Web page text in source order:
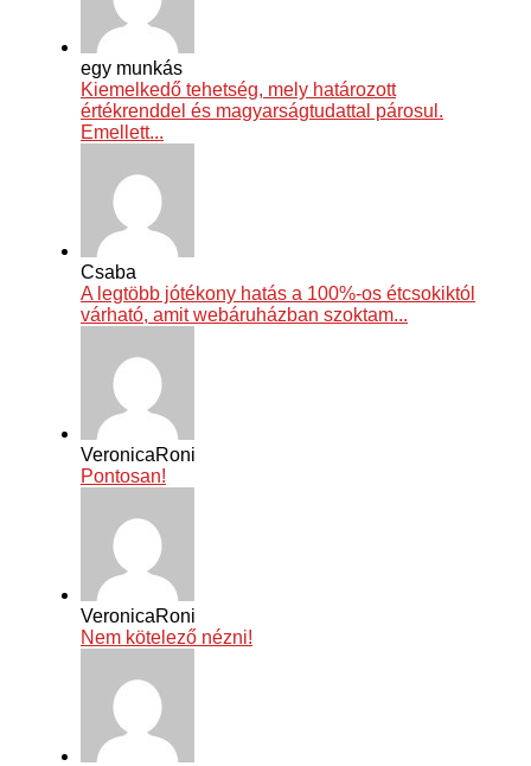
egy munkás
Kiemelkedő tehetség, mely határozott
értékrenddel és magyarságtudattal párosul.
Emellett...
Csaba
A legtöbb jótékony hatás a 100%-os étcsokiktól
várható, amit webáruházban szoktam...
VeronicaRoni
Pontosan!
VeronicaRoni
Nem kötelező nézni!